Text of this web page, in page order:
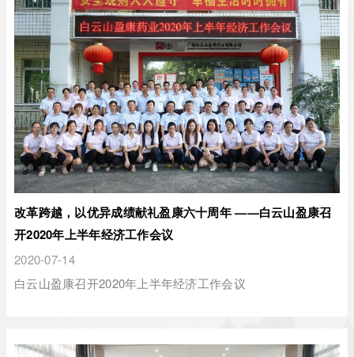
改革跨越，以优异成绩献礼盈康六十周年 ——白云山盈康召
开2020年上半年经济工作会议
2020-07-14
白云山盈康召开2020年上半年经济工作会议